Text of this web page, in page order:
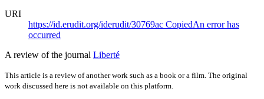
URI
https://id.erudit.org/iderudit/30769ac CopiedAn error has
occurred
A review of the journal Liberté
This article is a review of another work such as a book or a film. The original
work discussed here is not available on this platform.